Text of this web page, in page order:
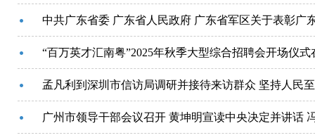
中共广东省委 广东省人民政府 广东省军区关于表彰广
“百万英才汇南粤”2025年秋季大型综合招聘会开场仪
孟凡利到深圳市信访局调研并接待来访群众 坚持人民
广州市领导干部会议召开 黄坤明宣读中央决定并讲话